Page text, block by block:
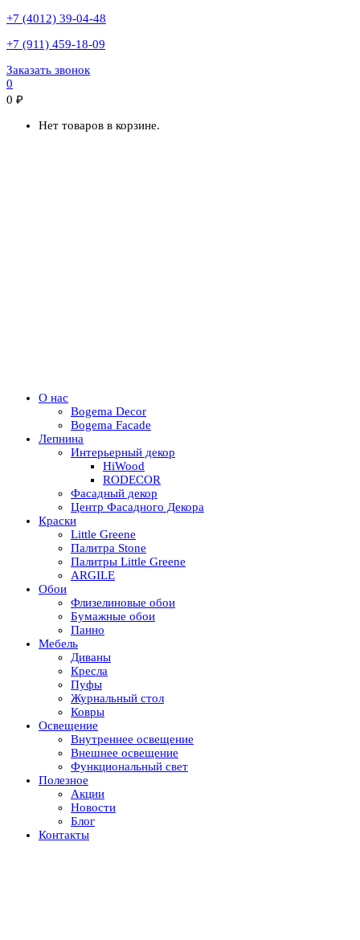
+7 (4012) 39-04-48
+7 (911) 459-18-09
Заказать звонок
0
0 ₽
Нет товаров в корзине.
О нас
Bogema Decor
Bogema Facade
Лепнина
Интерьерный декор
HiWood
RODECOR
Фасадный декор
Центр Фасадного Декора
Краски
Little Greene
Палитра Stone
Палитры Little Greene
ARGILE
Обои
Флизелиновые обои
Бумажные обои
Панно
Мебель
Диваны
Кресла
Пуфы
Журнальный стол
Ковры
Освещение
Внутреннее освещение
Внешнее освещение
Функциональный свет
Полезное
Акции
Новости
Блог
Контакты